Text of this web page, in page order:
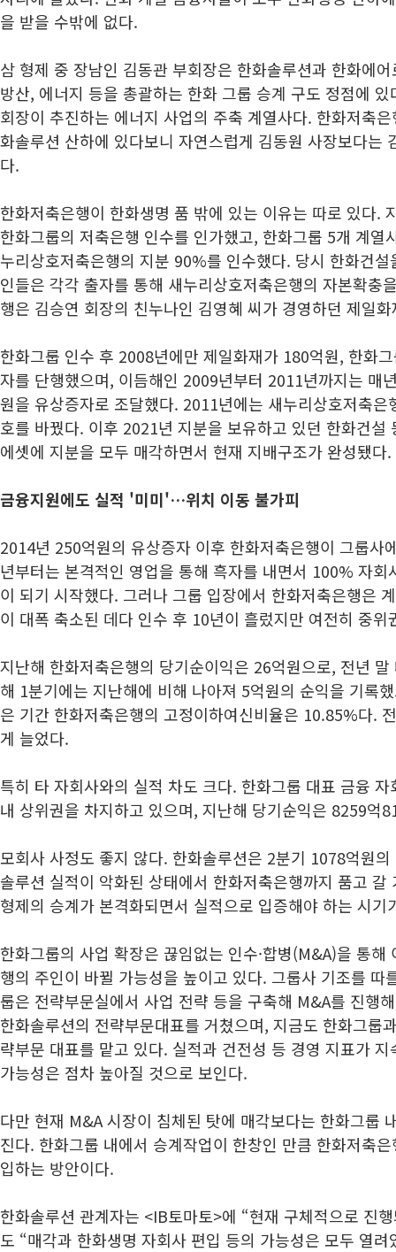
을 받을 수밖에 없다.
삼 형제 중 장남인 김동관 부회장은 한화솔루션과 한화에
방산, 에너지 등을 총괄하는 한화 그룹 승계 구도 정점에
회장이 추진하는 에너지 사업의 주축 계열사다. 한화저축
화솔루션 산하에 있다보니 자연스럽게 김동원 사장보다는
다.
한화저축은행이 한화생명 품 밖에 있는 이유는 따로 있다.
한화그룹의 저축은행 인수를 인가했고, 한화그룹 5개 계열
누리상호저축은행의 지분 90%를 인수했다. 당시 한화건
인들은 각각 출자를 통해 새누리상호저축은행의 자본확충
행은 김승연 회장의 친누나인 김영혜 씨가 경영하던 제일
한화그룹 인수 후 2008년에만 제일화재가 180억원, 한화
자를 단행했으며, 이듬해인 2009년부터 2011년까지는 매
원을 유상증자로 조달했다. 2011년에는 새누리상호저축은
호를 바꿨다. 이후 2021년 지분을 보유하고 있던 한화건설
에셋에 지분을 모두 매각하면서 현재 지배구조가 완성됐다.
금융지원에도 실적 '미미'…위치 이동 불가피
2014년 250억원의 유상증자 이후 한화저축은행이 그룹사
년부터는 본격적인 영업을 통해 흑자를 내면서 100% 자회
이 되기 시작했다. 그러나 그룹 입장에서 한화저축은행은
이 대폭 축소된 데다 인수 후 10년이 흘렀지만 여전히 중위
지난해 한화저축은행의 당기순이익은 26억원으로, 전년
해 1분기에는 지난해에 비해 나아져 5억원의 순익을 기록
은 기간 한화저축은행의 고정이하여신비율은 10.85%다.
게 늘었다.
특히 타 자회사와의 실적 차도 크다. 한화그룹 대표 금융
내 상위권을 차지하고 있으며, 지난해 당기순익은 8259억
모회사 사정도 좋지 않다. 한화솔루션은 2분기 1078억원
솔루션 실적이 악화된 상태에서 한화저축은행까지 품고
형제의 승계가 본격화되면서 실적으로 입증해야 하는 시기
한화그룹의 사업 확장은 끊임없는 인수·합병(M&A)을 통해
행의 주인이 바뀔 가능성을 높이고 있다. 그룹사 기조를 따
룹은 전략부문실에서 사업 전략 등을 구축해 M&A를 진행
한화솔루션의 전략부문대표를 거쳤으며, 지금도 한화그룹
략부문 대표를 맡고 있다. 실적과 건전성 등 경영 지표가
가능성은 점차 높아질 것으로 보인다.
다만 현재 M&A 시장이 침체된 탓에 매각보다는 한화그룹
진다. 한화그룹 내에서 승계작업이 한창인 만큼 한화저축
입하는 방안이다.
한화솔루션 관계자는 <IB토마토>에 “현재 구체적으로 진
도 “매각과 한화생명 자회사 편입 등의 가능성은 모두 열려